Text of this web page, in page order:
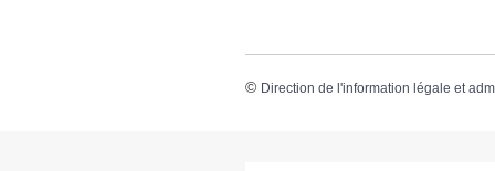
© Direction de l'information légale et